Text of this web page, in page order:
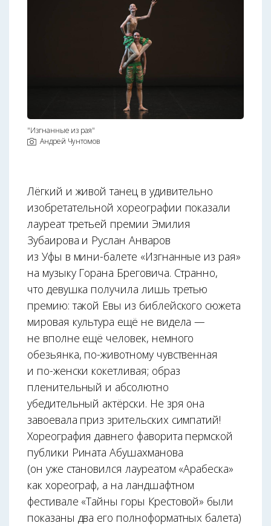
"Изгнанные из рая"
Андрей Чунтомов
Лёгкий и живой танец в удивительно
изобретательной хореографии показали
лауреат третьей премии Эмилия
Зубаирова и Руслан Анваров
из Уфы в мини-балете «Изгнанные из рая»
на музыку Горана Бреговича. Странно,
что девушка получила лишь третью
премию: такой Евы из библейского сюжета
мировая культура ещё не видела —
не вполне ещё человек, немного
обезьянка, по-животному чувственная
и по-женски кокетливая; образ
пленительный и абсолютно
убедительный актёрски. Не зря она
завоевала приз зрительских симпатий!
Хореография давнего фаворита пермской
публики Рината Абушахманова
(он уже становился лауреатом «Арабеска»
как хореограф, а на ландшафтном
фестивале «Тайны горы Крестовой» были
показаны два его полноформатных балета)